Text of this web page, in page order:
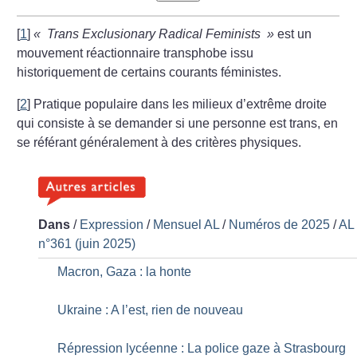
1 ]« Trans Exclusionary Radical Feminists » est un
mouvement réactionnaire transphobe issu
historiquement de certains courants féministes.
[2
Pratique populaire dans les milieux d’extrême droite
qui consiste à se demander si une personne est trans, en
se référant généralement à des critères physiques.
Dans / Expression / Mensuel AL / Numéros de 2025 /AL
n°361 (juin 2025)
Macron, Gaza : la honte
Ukraine : A l’est, rien de nouveau
Répression lycéenne : La police gaze à Strasbourg